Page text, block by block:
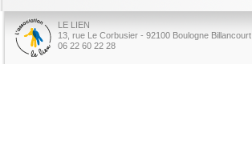
LE LIEN
13, rue Le Corbusier - 92100 Boulogne Billancourt
06 22 60 22 28